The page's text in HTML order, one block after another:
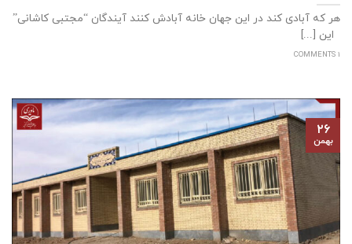
هر که آبادی کند در این جهان خانه آبادش کنند آیندگان “مجتبی کاشانی”
این [...]
1 COMMENTS
۲۶
بهمن